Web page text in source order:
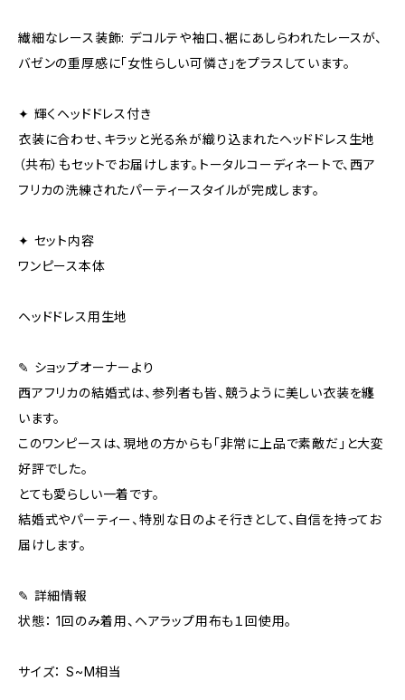
繊細なレース装飾: デコルテや袖口、裾にあしらわれたレースが、
バゼンの重厚感に「女性らしい可憐さ」をプラスしています。
✦ 輝くヘッドドレス付き
衣装に合わせ、キラッと光る糸が織り込まれたヘッドドレス生地
（共布）もセットでお届けします。トータルコーディネートで、西ア
フリカの洗練されたパーティースタイルが完成します。
✦ セット内容
ワンピース本体
ヘッドドレス用生地
✎ ショップオーナーより
西アフリカの結婚式は、参列者も皆、競うように美しい衣装を纏
います。
このワンピースは、現地の方からも「非常に上品で素敵だ」と大変
好評でした。
とても愛らしい一着です。
結婚式やパーティー、特別な日のよそ行きとして、自信を持ってお
届けします。
✎ 詳細情報
状態： 1回のみ着用、ヘアラップ用布も１回使用。
サイズ： S~M相当